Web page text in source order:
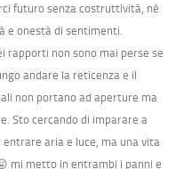
futuro senza costruttività, nè
e onestà di sentimenti.
rapporti non sono mai perse se
andare la reticenza e il
non portano ad aperture ma
Sto cercando di imparare a
aria e luce, ma una vita
mi metto in entrambi i panni e